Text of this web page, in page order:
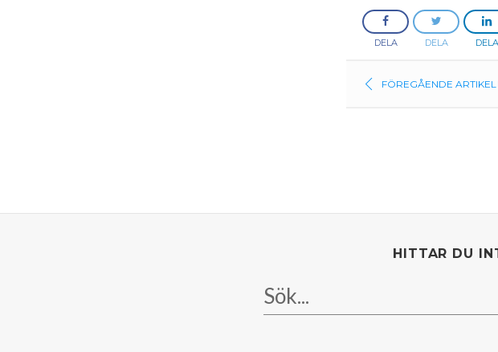
DELA DELA DELA
FÖREGÅENDE ARTIKEL
HITTAR DU